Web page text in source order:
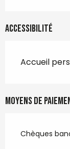
Accessibilité
Accueil
Moyens de
Chèques